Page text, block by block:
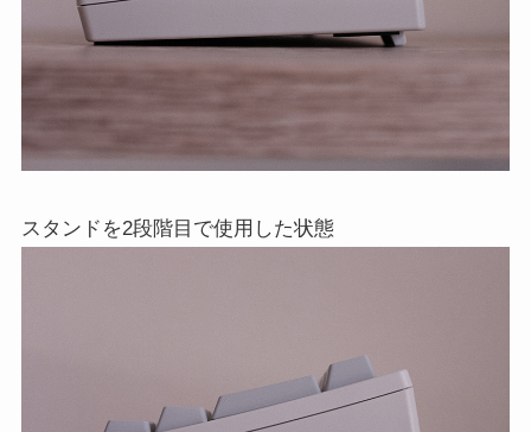
スタンドを2段階目で使用した状態